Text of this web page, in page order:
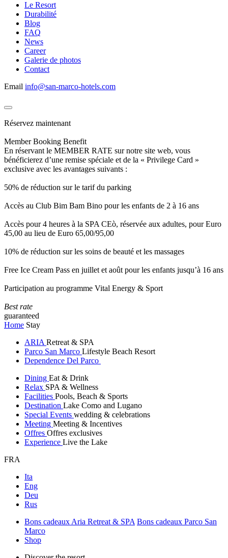
Le Resort
Durabilité
Blog
FAQ
News
Career
Galerie de photos
Contact
Email info@san-marco-hotels.com
Réservez maintenant
Member Booking Benefit
En réservant le MEMBER RATE sur notre site web, vous
bénéficierez d’une remise spéciale et de la « Privilege Card »
exclusive avec les avantages suivants :
50% de réduction sur le tarif du parking
Accès au Club Bim Bam Bino pour les enfants de 2 à 16 ans
Accès pour 4 heures à la SPA CEò, réservée aux adultes, pour Euro
45,00 au lieu de Euro 65,00/95,00
10% de réduction sur les soins de beauté et les massages
Free Ice Cream Pass en juillet et août pour les enfants jusqu’à 16 ans
Participation au programme Vital Energy & Sport
Best rate
guaranteed
Home Stay
ARIA Retreat & SPA
Parco San Marco Lifestyle Beach Resort
Dependence Del Parco
Dining Eat & Drink
Relax SPA & Wellness
Facilities Pools, Beach & Sports
Destination Lake Como and Lugano
Special Events wedding & celebrations
Meeting Meeting & Incentives
Offres Offres exclusives
Experience Live the Lake
FRA
Ita
Eng
Deu
Rus
Bons cadeaux Aria Retreat & SPA Bons cadeaux Parco San
Marco
Shop